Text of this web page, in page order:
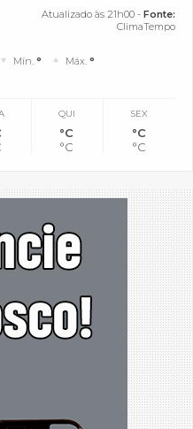
Atualizado às 21h00 - Fonte:
ClimaTempo
Mín.° Máx.°
QUI
°C
°C
SEX
°C
°C